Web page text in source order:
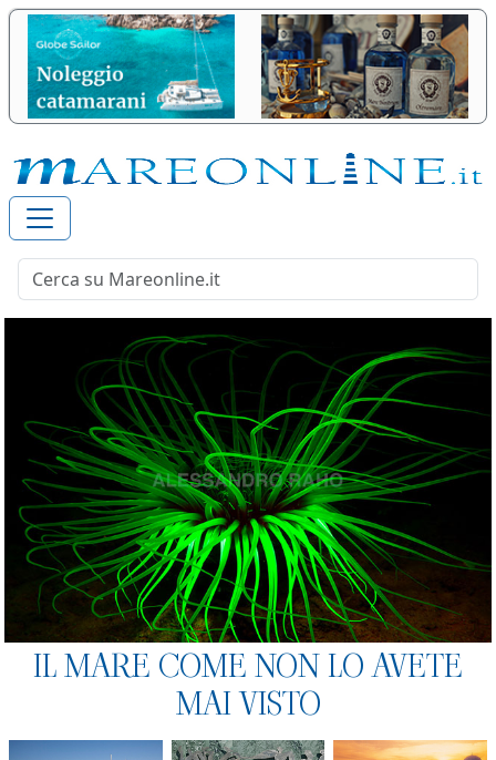
IL MARE COME NON LO AVETE
MAI VISTO